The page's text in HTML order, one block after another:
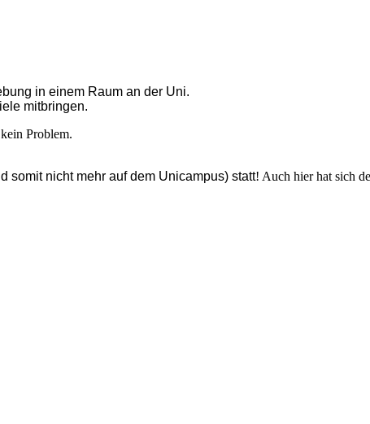
in einem Raum an der Uni.
mitbringen.
Problem.
somit nicht mehr auf dem Unicampus) statt! Auch hier hat sich